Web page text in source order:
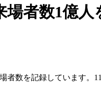
者数1億
者数を記録しています